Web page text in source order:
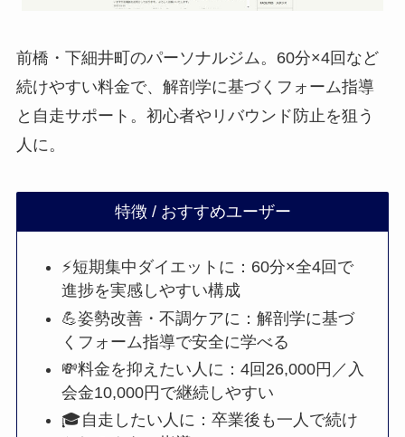
前橋・下細井町のパーソナルジム。60分×4回など
続けやすい料金で、解剖学に基づくフォーム指導
と自走サポート。初心者やリバウンド防止を狙う
人に。
特徴 / おすすめユーザー
⚡短期集中ダイエットに：60分×全4回で
進捗を実感しやすい構成
💪姿勢改善・不調ケアに：解剖学に基づ
くフォーム指導で安全に学べる
💸料金を抑えたい人に：4回26,000円／入
会金10,000円で継続しやすい
🎓自走したい人に：卒業後も一人で続け